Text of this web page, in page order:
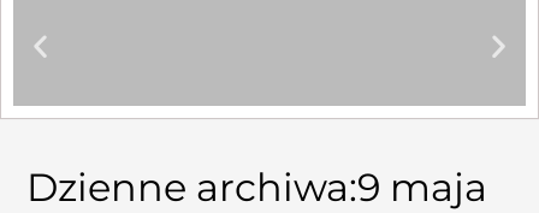
Dzienne archiwa:9 maja